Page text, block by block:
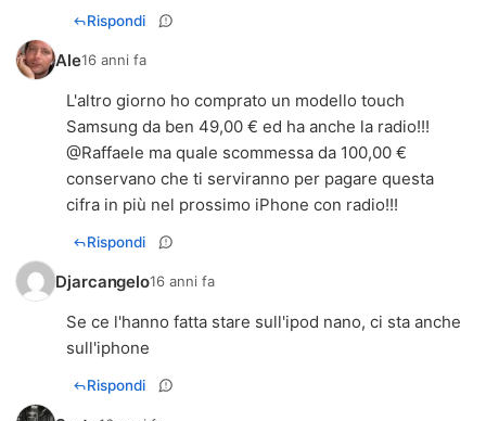
Rispondi
Ale16 anni fa
L'altro giorno ho comprato un modello touch
Samsung da ben 49,00 € ed ha anche la radio!!!
@Raffaele ma quale scommessa da 100,00 €
conservano che ti serviranno per pagare questa
cifra in più nel prossimo iPhone con radio!!!
Rispondi
Djarcangelo16 anni fa
Se ce l'hanno fatta stare sull'ipod nano, ci sta anche
sull'iphone
Rispondi